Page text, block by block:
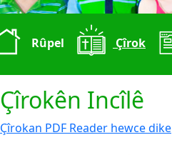
Rûpel Çîrok
Çîrokên Incîlê
Çîrokan PDF Reader hewce dike